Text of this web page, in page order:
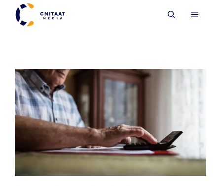
Aller
contenu
MENU